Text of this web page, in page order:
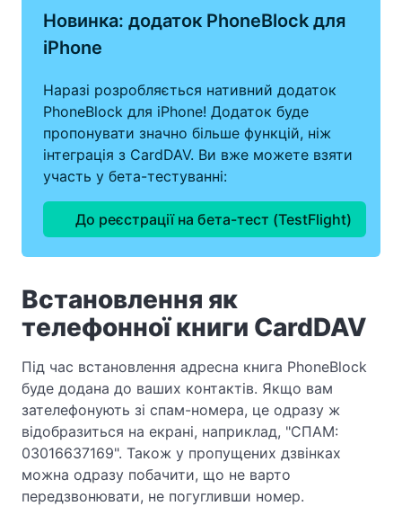
Новинка: додаток PhoneBlock для
iPhone
Наразі розробляється нативний додаток
PhoneBlock для iPhone! Додаток буде
пропонувати значно більше функцій, ніж
інтеграція з CardDAV. Ви вже можете взяти
участь у бета-тестуванні:
До реєстрації на бета-тест (TestFlight)
Встановлення як
телефонної книги CardDAV
Під час встановлення адресна книга PhoneBlock
буде додана до ваших контактів. Якщо вам
зателефонують зі спам-номера, це одразу ж
відобразиться на екрані, наприклад, "СПАМ:
03016637169". Також у пропущених дзвінках
можна одразу побачити, що не варто
передзвонювати, не погугливши номер.